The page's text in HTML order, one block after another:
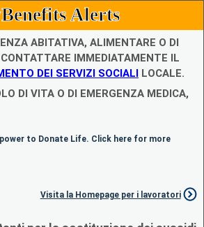
Alerts
ABITATIVA, ALIMENTARE O DI
IMMEDIATAMENTE IL
DEI SERVIZI SOCIALI LOCALE.
DI VITA O DI EMERGENZA MEDICA,
to Donate Life. Click here for more
Visita la Homepage per i lavoratori